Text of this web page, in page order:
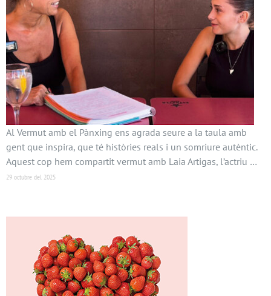
Al Vermut amb el Pànxing ens agrada seure a la taula amb
gent que inspira, que té històries reals i un somriure autèntic.
Aquest cop hem compartit vermut amb Laia Artigas, l’actriu …
29 octubre del 2025